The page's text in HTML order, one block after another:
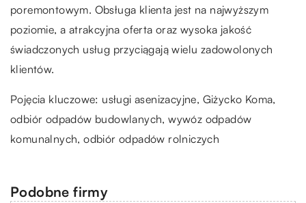
poremontowym. Obsługa klienta jest na najwyższym
poziomie, a atrakcyjna oferta oraz wysoka jakość
świadczonych usług przyciągają wielu zadowolonych
klientów.
Pojęcia kluczowe: usługi asenizacyjne, Giżycko Koma,
odbiór odpadów budowlanych, wywóz odpadów
komunalnych, odbiór odpadów rolniczych
Podobne firmy